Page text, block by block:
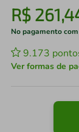
R$ 261,
No pagamento
9.173
Ver formas de